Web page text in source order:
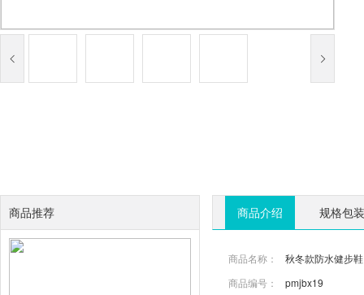
商品推荐 商品介绍 规格包装
商品名称：
秋冬款防水健步
商品编号：
pmjbx19